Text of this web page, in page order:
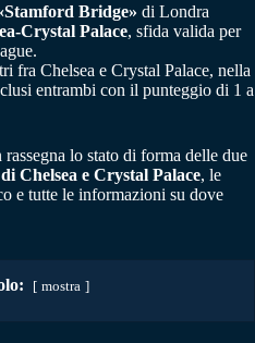
Stamford Bridge» di Londra
Crystal Palace, sfida valida per
fra Chelsea e Crystal Palace, nella
entrambi con il punteggio di 1 a
lo stato di forma delle due
Chelsea e Crystal Palace, le
e tutte le informazioni su dove
mostra